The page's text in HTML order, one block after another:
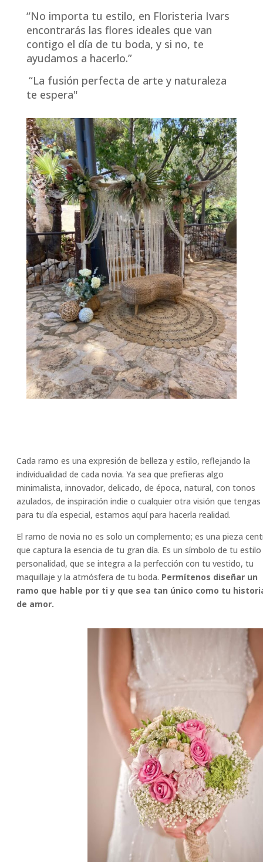
“No importa tu estilo, en Floristeria Ivars
encontrarás las flores ideales que van
contigo el día de tu boda, y si no, te
ayudamos a hacerlo.”
“La fusión perfecta de arte y naturaleza
te espera"
Cada ramo es una expresión de belleza y estilo, reflejando la
individualidad de cada novia. Ya sea que prefieras algo
minimalista, innovador, delicado, de época, natural, con tonos
azulados, de inspiración indie o cualquier otra visión que tengas
para tu día especial, estamos aquí para hacerla realidad.
El ramo de novia no es solo un complemento; es una pieza
que captura la esencia de tu gran día. Es un símbolo de tu estilo
personalidad, que se integra a la perfección con tu vestido, tu
maquillaje y la atmósfera de tu boda. Permítenos diseñar un
ramo que hable por ti y que sea tan único como tu
de amor.